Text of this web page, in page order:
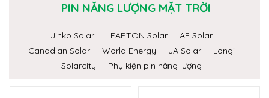
PIN NĂNG LƯỢNG MẶT TRỜI
Jinko Solar LEAPTON Solar
AE Solar
Canadian Solar
World Energy JA Solar
Longi
Solarcity
Phụ kiện pin năng lượng